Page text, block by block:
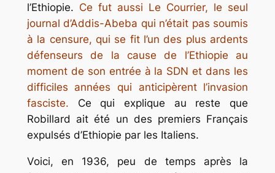
l’Ethiopie. Ce fut aussi Le Courrier, le seul
journal d’Addis-Abeba qui n’était pas soumis
à la censure, qui se fit l’un des plus ardents
défenseurs de la cause de l’Ethiopie au
moment de son entrée à la SDN et dans les
difficiles années qui anticipèrent l’invasion
fasciste. Ce qui explique au reste que
Robillard ait été un des premiers Français
expulsés d’Ethiopie par les Italiens.
Voici, en 1936, peu de temps après la